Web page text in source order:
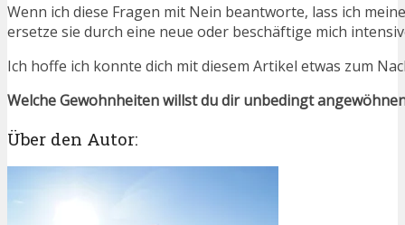
Wenn ich diese Fragen mit Nein beantworte, lass ich
ersetze sie durch eine neue oder beschäftige mich
Ich hoffe ich konnte dich mit diesem Artikel etwas zum
Welche Gewohnheiten willst du dir unbedingt
Über den Autor: